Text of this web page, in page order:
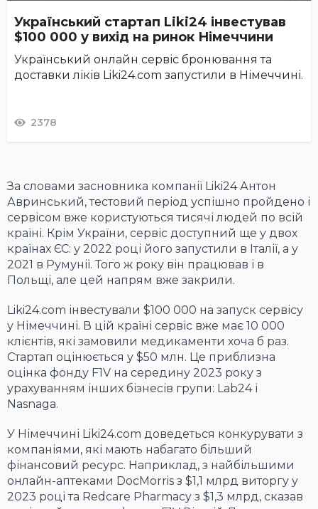
Український стартап Liki24 інвестував
$100 000 у вихід на ринок Німеччини
Український онлайн сервіс бронювання та
доставки ліків Liki24.com запустили в Німеччині.
2378
За словами засновника компанії Liki24 Антон
Авринський, тестовий період успішно пройдено і
сервісом вже користуються тисячі людей по всій
країні. Крім України, сервіс доступний ще у двох
країнах ЄС: у 2022 році його запустили в Італії, а у
2021 в Румунії. Того ж року він працював і в
Польщі, але цей напрям вже закрили.
Liki24.com інвестували $100 000 на запуск сервісу
у Німеччині. В цій країні сервіс вже має 10 000
клієнтів, які замовили медикаменти хоча б раз.
Стартап оцінюється у $50 млн. Це приблизна
оцінка фонду F1V на середину 2023 року з
урахуванням інших бізнесів групи: Lab24 і
Nasnaga.
У Німеччині Liki24.com доведеться конкурувати з
компаніями, які мають набагато більший
фінансовий ресурс. Наприклад, з найбільшими
онлайн-аптеками DocMorris з $1,1 млрд виторгу у
2023 році та Redcare Pharmacy з $1,3 млрд, сказав